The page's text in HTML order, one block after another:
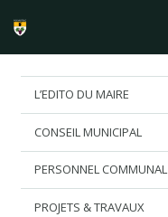
L’EDITO DU MAIRE
CONSEIL MUNICIPAL
PERSONNEL COMMUNAL
PROJETS & TRAVAUX